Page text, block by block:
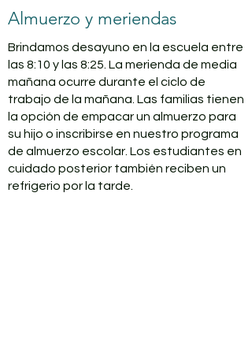
Almuerzo y meriendas
Brindamos desayuno en la escuela entre
las 8:10 y las 8:25. La merienda de media
mañana ocurre durante el ciclo de
trabajo de la mañana. Las familias tienen
la opción de empacar un almuerzo para
su hijo o inscribirse en nuestro programa
de almuerzo escolar. Los estudiantes en
cuidado posterior también reciben un
refrigerio por la tarde.